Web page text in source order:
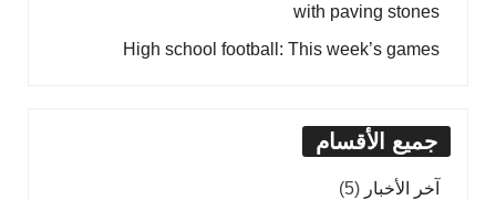
with paving stones
High school football: This week’s games
جميع الأقسام
آخر الأخبار (5)